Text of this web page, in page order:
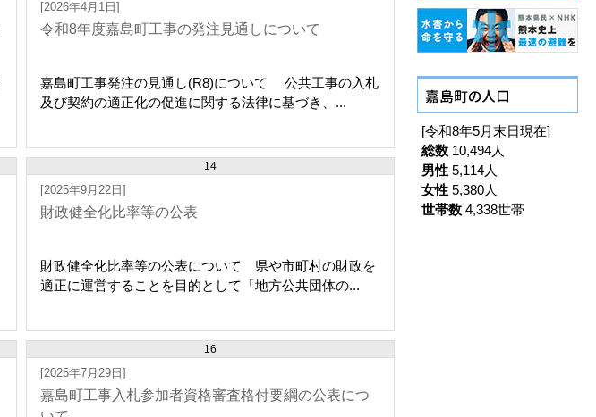
[2026年4月1日]
令和8年度嘉島町工事の発注見通しについて
嘉島町工事発注の見通し(R8)について 公共工事の入札
及び契約の適正化の促進に関する法律に基づき、...
14
[2025年9月22日]
財政健全化比率等の公表
財政健全化比率等の公表について 県や市町村の財政を
適正に運営することを目的として「地方公共団体の...
16
[2025年7月29日]
嘉島町工事入札参加者資格審査格付要綱の公表につ
[令和8年5月末日現在]
総数 10,494人
男性 5,114人
女性 5,380人
世帯数 4,338世帯